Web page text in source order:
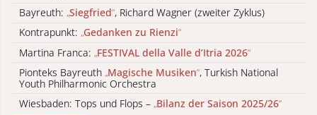
Bayreuth: „Siegfried“, Richard Wagner (zweiter Zyklus)
Kontrapunkt: „Gedanken zu Rienzi“
Martina Franca: „FESTIVAL della Valle d’Itria 2026“
Pionteks Bayreuth „Magische Musiken“, Turkish National
Youth Philharmonic Orchestra
Wiesbaden: Tops und Flops – „Bilanz der Saison 2025/26“